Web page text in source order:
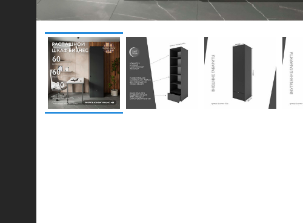
© 2021-2026 mebel.store